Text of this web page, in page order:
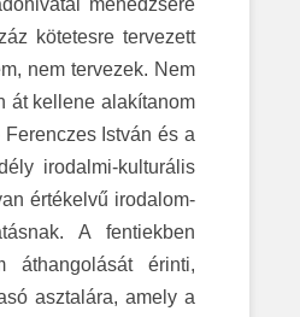
menedzsere
kötetesre tervezett
nem tervezek. Nem
át kellene alakítanom
István és a
irodalmi-kulturális
értékelvű irodalom-
A fentiekben
áthangolását érinti,
asztalára, amely a